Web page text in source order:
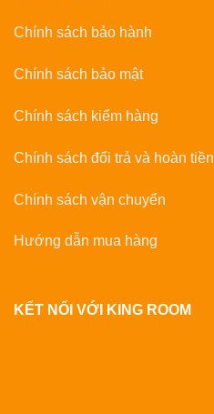
Chính sách bảo hành
Chính sách bảo mật
Chính sách kiểm hàng
Chính sách đổi trả và hoàn tiền
Chính sách vận chuyển
Hướng dẫn mua hàng
KẾT NỐI VỚI KING ROOM